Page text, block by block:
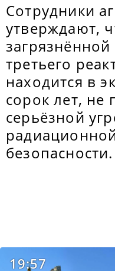
Сотрудники
утверждают,
третьего
находится в
сорок лет, не
серьёзной
безопасности.
19:57